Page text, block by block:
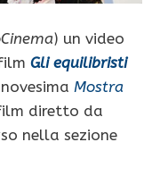
) un video
Gli equilibristi
Mostra
diretto da
nella sezione